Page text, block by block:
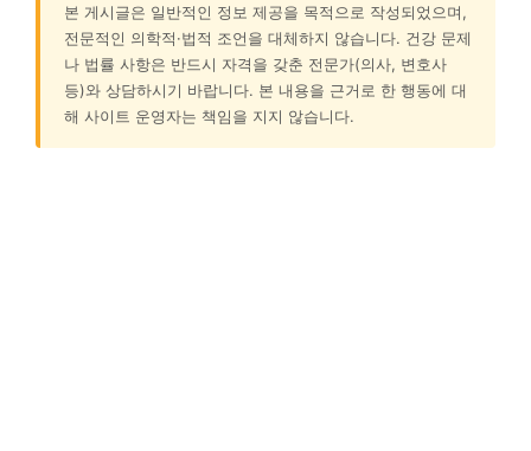
본 게시글은 일반적인 정보 제공을 목적으로 작성되었으며,
전문적인 의학적·법적 조언을 대체하지 않습니다. 건강 문제
나 법률 사항은 반드시 자격을 갖춘 전문가(의사, 변호사
등)와 상담하시기 바랍니다. 본 내용을 근거로 한 행동에 대
해 사이트 운영자는 책임을 지지 않습니다.